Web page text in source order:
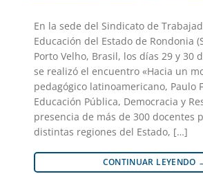
En la sede del Sindicato de
Educación del Estado de Rondonia
Porto Velho, Brasil, los días 29 y 30
se realizó el encuentro «Hacia un
pedagógico latinoamericano, Paulo
Educación Pública, Democracia y
presencia de más de 300 docentes
distintas regiones del Estado, […]
CONTINUAR LEYENDO